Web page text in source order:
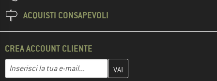
ACQUISTI CONSAPEVOLI
CREA ACCOUNT CLIENTE
Indirizzo e-mail
Inserisci qui il tuo indirizzo e-mail e crea il tuo account cliente